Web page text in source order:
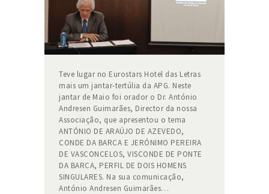
Teve lugar no Eurostars Hotel das Letras
mais um jantar-tertúlia da APG. Neste
jantar de Maio foi orador o Dr. António
Andresen Guimarães, Director da nossa
Associação, que apresentou o tema
ANTÓNIO DE ARAÚJO DE AZEVEDO,
CONDE DA BARCA E JERÓNIMO PEREIRA
DE VASCONCELOS, VISCONDE DE PONTE
DA BARCA, PERFIL DE DOIS HOMENS
SINGULARES. Na sua comunicação,
António Andresen Guimarães…